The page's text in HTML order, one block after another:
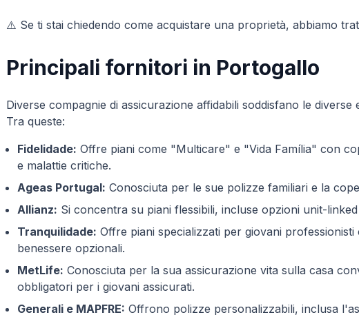
⚠️ Se ti stai chiedendo come acquistare una proprietà, abbiamo
Principali fornitori in Portogallo
Diverse compagnie di assicurazione affidabili soddisfano le diverse
Tra queste:
Fidelidade: Offre piani come "Multicare" e "Vida Família" con
e malattie critiche.
Ageas Portugal: Conosciuta per le sue polizze familiari e la
Allianz: Si concentra su piani flessibili, incluse opzioni unit-
Tranquilidade: Offre piani specializzati per giovani
benessere opzionali.
MetLife: Conosciuta per la sua assicurazione vita sulla casa
obbligatori per i giovani assicurati.
Generali e MAPFRE: Offrono polizze personalizzabili, inclusa